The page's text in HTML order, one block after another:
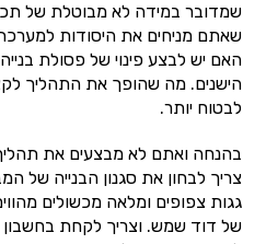
שמדובר במידה לא מבוטלת של
שאתם מניחים את היסודות
האם יש לבצע פינוי של פסולת
הישנים. מה שהופך את התהליך
לבטוח יותר.
בהנחה ואתם לא מבצעים את
צריך לבחון את סגנון הבנייה של
גגות צפופים ומלאה מכשולים
של דוד שמש. וצריך לקחת